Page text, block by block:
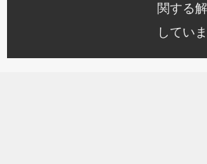
関する
していま